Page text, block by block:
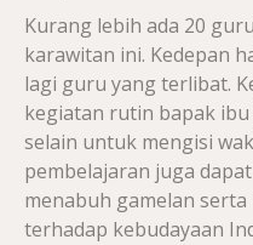
Kurang lebih ada 20
karawitan ini. Kedepan
lagi guru yang terlibat.
kegiatan rutin bapak
selain untuk mengisi
pembelajaran juga
menabuh gamelan
terhadap kebudayaan